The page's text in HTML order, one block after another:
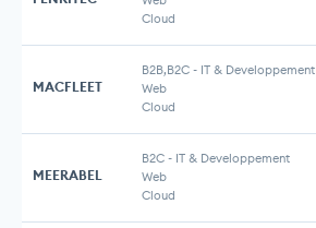
Cloud
MACFLEET
B2B,B2C - IT & Developpement
Web
Cloud
MEERABEL
B2C - IT & Developpement
Web
Cloud